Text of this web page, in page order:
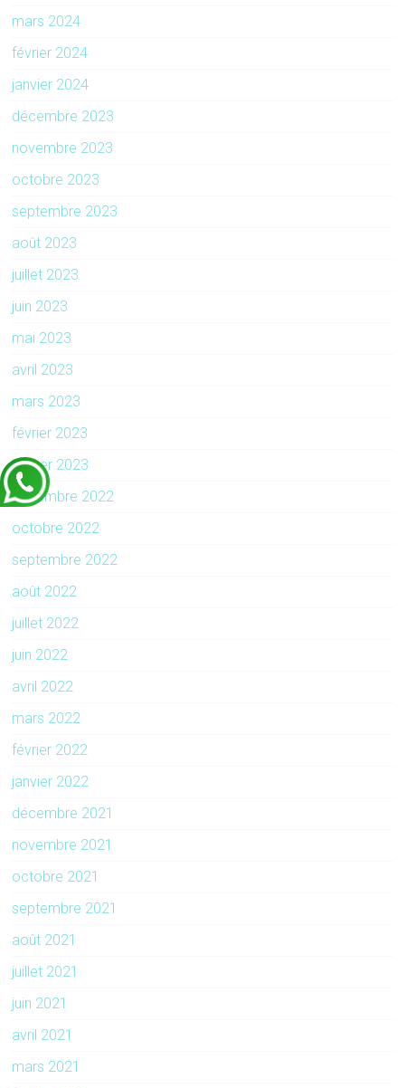
mars 2024
février 2024
janvier 2024
décembre 2023
novembre 2023
octobre 2023
septembre 2023
août 2023
juillet 2023
juin 2023
mai 2023
avril 2023
mars 2023
février 2023
janvier 2023
décembre 2022
octobre 2022
septembre 2022
août 2022
juillet 2022
juin 2022
avril 2022
mars 2022
février 2022
janvier 2022
décembre 2021
novembre 2021
octobre 2021
septembre 2021
août 2021
juillet 2021
juin 2021
avril 2021
mars 2021